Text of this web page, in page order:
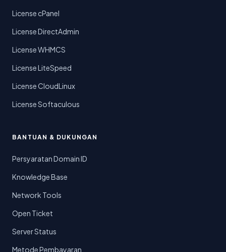
License cPanel
License DirectAdmin
License WHMCS
License LiteSpeed
License CloudLinux
License Softaculous
BANTUAN & DUKUNGAN
Persyaratan Domain ID
Knowledge Base
Network Tools
Open Ticket
Server Status
Metode Pembayaran